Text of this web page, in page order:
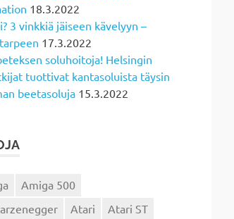
18.3.2022
3 vinkkiä jäiseen kävelyyn –
17.3.2022
soluhoitoja! Helsingin
tuottivat kantasoluista täysin
beetasoluja 15.3.2022
Amiga 500
Atari
Atari ST